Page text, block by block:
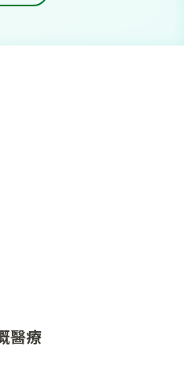
醫療